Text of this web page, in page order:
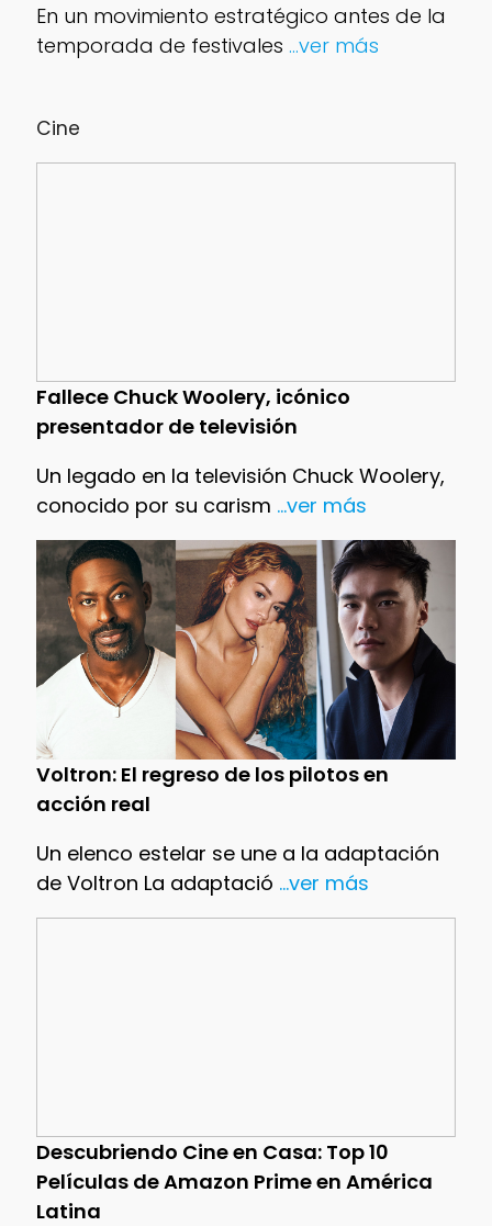
Cine
Fallece Chuck Woolery, icónico
presentador de televisión
Un legado en la televisión Chuck Woolery,
conocido por su carism ...ver más
Voltron: El regreso de los pilotos en
acción real
Un elenco estelar se une a la adaptación
de Voltron La adaptació ...ver más
Descubriendo Cine en Casa: Top 10
Películas de Amazon Prime en América
Latina
En un movimiento estratégico antes de la
temporada de festivales ...ver más